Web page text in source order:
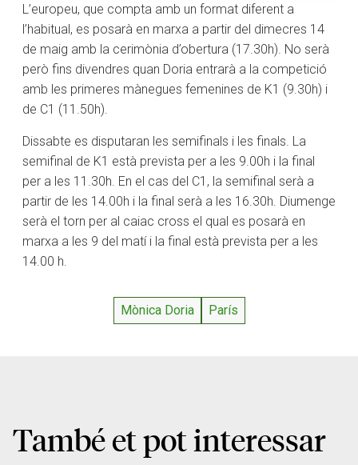
L’europeu, que compta amb un format diferent a
l’habitual, es posarà en marxa a partir del dimecres 14
de maig amb la cerimònia d’obertura (17.30h). No serà
però fins divendres quan Doria entrarà a la competició
amb les primeres mànegues femenines de K1 (9.30h) i
de C1 (11.50h).
Dissabte es disputaran les semifinals i les finals. La
semifinal de K1 està prevista per a les 9.00h i la final
per a les 11.30h. En el cas del C1, la semifinal serà a
partir de les 14.00h i la final serà a les 16.30h. Diumenge
serà el torn per al caiac cross el qual es posarà en
marxa a les 9 del matí i la final està prevista per a les
14.00 h.
Mònica Doria París
També et pot interessar